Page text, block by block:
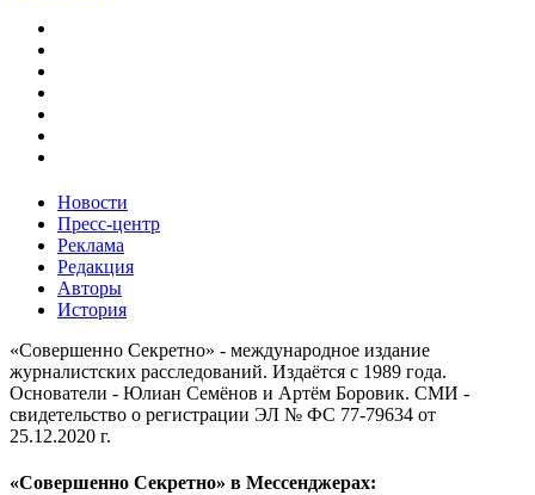
Новости
Пресс-центр
Реклама
Редакция
Авторы
История
«Совершенно Секретно» - международное издание
журналистских расследований. Издаётся с 1989 года.
Основатели - Юлиан Семёнов и Артём Боровик. CМИ -
свидетельство о регистрации ЭЛ № ФС 77-79634 от
25.12.2020 г.
«Совершенно Секретно» в Мессенджерах: